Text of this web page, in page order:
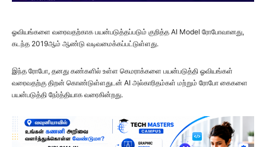
ஓவியங்களை வரைவதற்காக பயன்படுத்தப்படும் குறித்த AI Model ரோபோவானது,
கடந்த 2019ஆம் ஆண்டு வடிவமைக்கப்பட்டுள்ளது.
இந்த ரோபோ, தனது கண்களில் உள்ள கெமராக்களை பயன்படுத்தி ஓவியங்கள்
வரைவதற்கு திறன் கொண்டுள்ளதுடன் AI அல்காரிதம்கள் மற்றும் ரோபோ கைகளை
பயன்படுத்தி நேர்த்தியாக வரைகின்றது.